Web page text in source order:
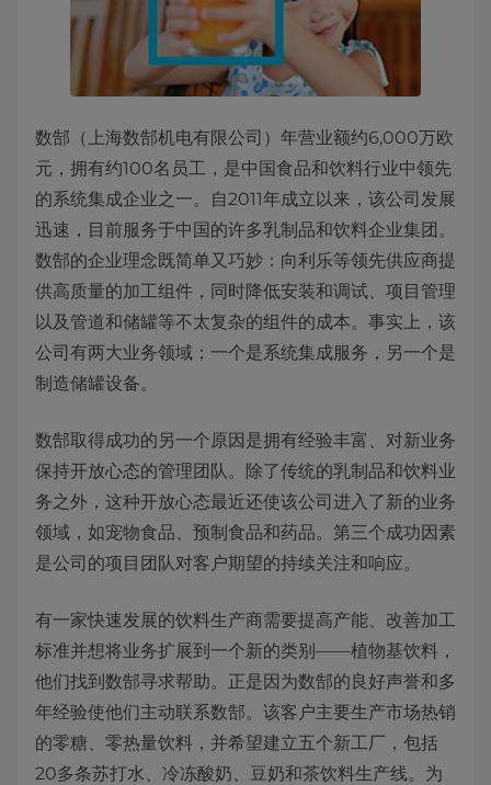
数郜（上海数郜机电有限公司）年营业额约6,000万欧
元，拥有约100名员工，是中国食品和饮料行业中领先
的系统集成企业之一。自2011年成立以来，该公司发展
迅速，目前服务于中国的许多乳制品和饮料企业集团。
数郜的企业理念既简单又巧妙：向利乐等领先供应商提
供高质量的加工组件，同时降低安装和调试、项目管理
以及管道和储罐等不太复杂的组件的成本。事实上，该
公司有两大业务领域；一个是系统集成服务，另一个是
制造储罐设备。
数郜取得成功的另一个原因是拥有经验丰富、对新业务
保持开放心态的管理团队。除了传统的乳制品和饮料业
务之外，这种开放心态最近还使该公司进入了新的业务
领域，如宠物食品、预制食品和药品。第三个成功因素
是公司的项目团队对客户期望的持续关注和响应。
有一家快速发展的饮料生产商需要提高产能、改善加工
标准并想将业务扩展到一个新的类别——植物基饮料，
他们找到数郜寻求帮助。正是因为数郜的良好声誉和多
年经验使他们主动联系数郜。该客户主要生产市场热销
的零糖、零热量饮料，并希望建立五个新工厂，包括
20多条苏打水、冷冻酸奶、豆奶和茶饮料生产线。为